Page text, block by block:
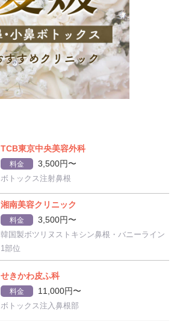
TCB東京中央美容外科
料金 3,500円〜
ボトックス注射鼻根
湘南美容クリニック
料金 3,500円〜
韓国製ボツリヌストキシン鼻根・バニーライン
1部位
せきかわ皮ふ科
料金 11,000円〜
ボトックス注入鼻根部